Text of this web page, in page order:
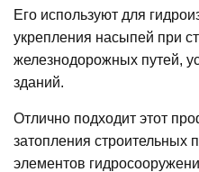
Его используют для
укрепления насыпей при
железнодорожных путей,
зданий.
Отлично подходит этот
затопления строительных
элементов